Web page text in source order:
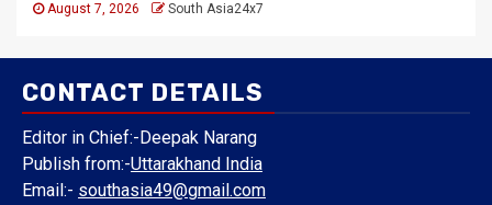
August 7, 2026 South Asia24x7
CONTACT DETAILS
Editor in Chief:-Deepak Narang
Publish from:-Uttarakhand India
Email:- southasia49@gmail.com